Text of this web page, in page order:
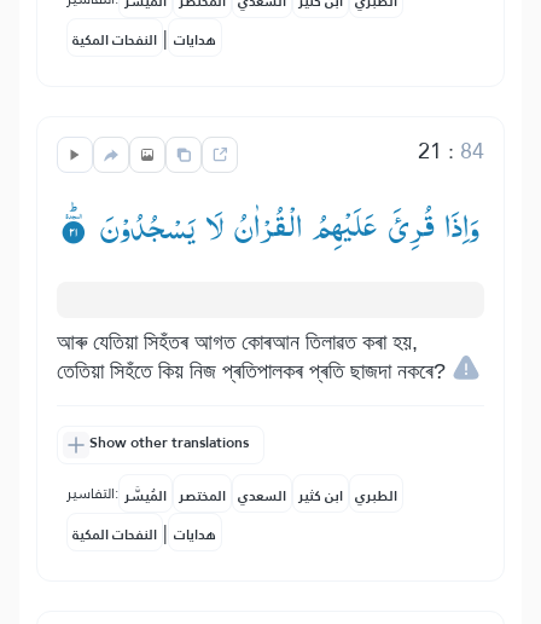
النفحات المكية | هدايات
21 : 84
وَاِذَا قُرِئَ عَلَیْهِمُ الْقُرْاٰنُ لَا یَسْجُدُوْنَ ۟
আৰু যেতিয়া সিহঁতৰ আগত কোৰআন তিলাৱত কৰা হয়,
তেতিয়া সিহঁতে কিয় নিজ প্ৰতিপালকৰ প্ৰতি ছাজদা নকৰে?
Show other translations
التفاسير: المُيسَّر المختصر السعدي ابن كثير الطبري
النفحات المكية | هدايات